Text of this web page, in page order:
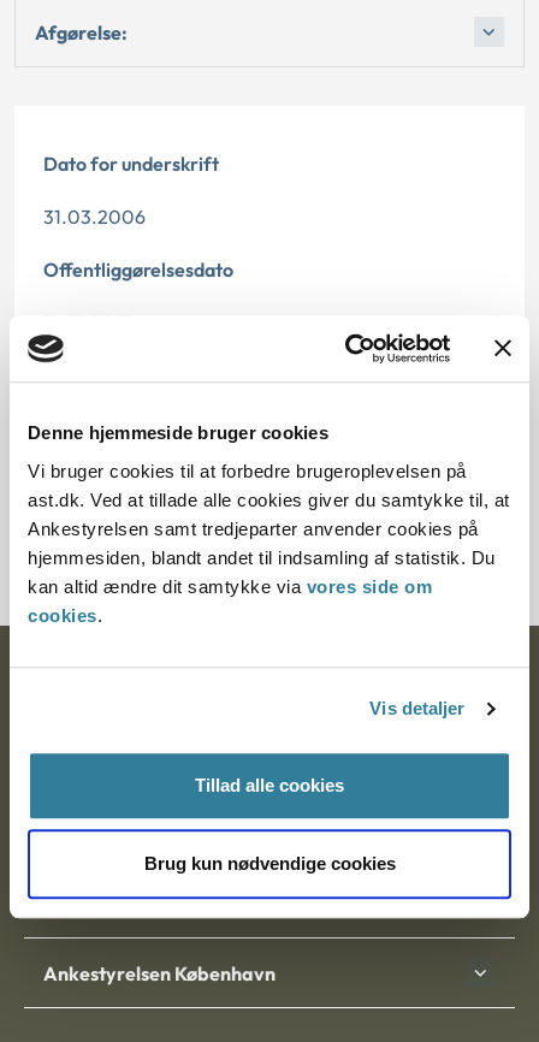
Denne hjemmeside bruger cookies
Vi bruger cookies til at forbedre brugeroplevelsen på
ast.dk. Ved at tillade alle cookies giver du samtykke til, at
Ankestyrelsen samt tredjeparter anvender cookies på
hjemmesiden, blandt andet til indsamling af statistik. Du
kan altid ændre dit samtykke via vores side om
cookies.
Vis detaljer
Tillad alle cookies
Brug kun nødvendige cookies
Afgørelse:
Dato for underskrift
31.03.2006
Offentliggørelsesdato
Paragraf
§ 76 § 166 § 75c § 72 § 121 § 103a § 71 § 75f
Journalnummer
3500493-05
Ankestyrelsen Aalborg
Ankestyrelsen København